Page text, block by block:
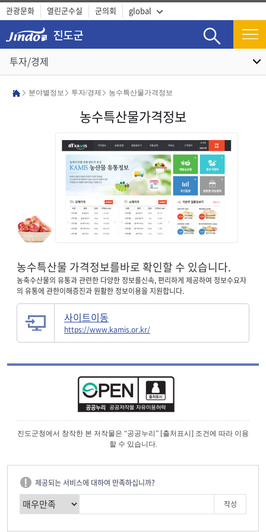
검색
관광문화 열린군수실 군의회 global
투자/경제
분야별정보 투자/경제 농수특산물가격정보
농수특산물가격정보
농수특산물 가격정보를바로 확인할 수 있습니다.
농축수산물의 유통과 관련한 다양한 정보를신속, 편리하게 제공하여 정보수요자
의 유통에 관한이해증진과 원활한 정보이용을 지원합니다.
사이트이동
https://www.kamis.or.kr/
진도군청에서 창작한 본 저작물은 “공공누리” [출처표시] 조건에 따라 이용
할 수 있습니다.
제공되는 서비스에 대하여 만족하십니까?